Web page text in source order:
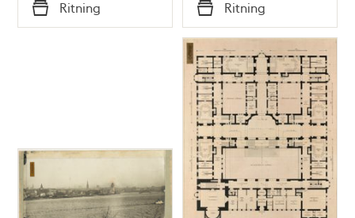
Typ
Ritning
Typ
Ritning